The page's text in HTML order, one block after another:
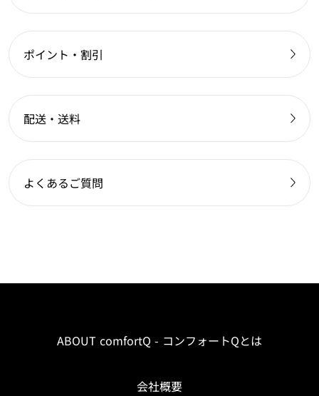
ポイント・割引
配送・送料
よくあるご質問
ABOUT comfortQ - コンフォートQとは
会社概要